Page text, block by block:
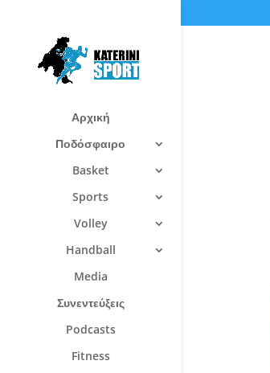
Αρχική
Ποδόσφαιρο
Basket
Sports
Volley
Handball
Media
Συνεντεύξεις
Podcasts
Fitness